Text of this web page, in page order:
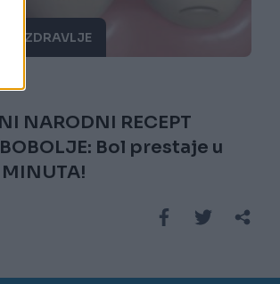
I ZDRAVLJE
NARODNI RECEPT
Bol prestaje u
MINUTA!